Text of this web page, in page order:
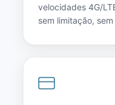
velocidades 4G/
sem limitação,